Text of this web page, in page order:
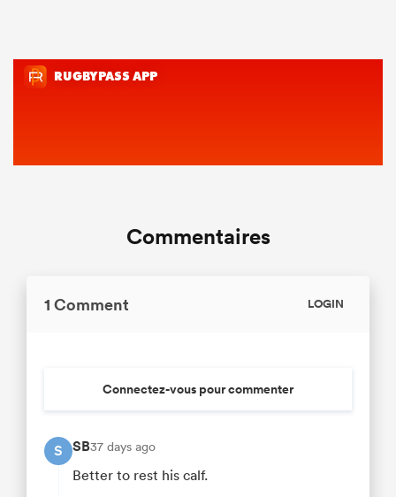
Commentaires
1 Comment LOGIN
Connectez-vous pour commenter
S SB37 days ago
Better to rest his calf.